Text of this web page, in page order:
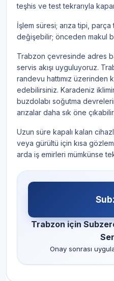
teşhis ve test tekrarıyla
İşlem süresi; arıza tipi,
değişebilir; önceden makul
Trabzon çevresinde adres
servis akışı uyguluyoruz.
randevu hattımız üzerinden
edebilirsiniz. Karadeniz
buzdolabı soğutma
arızalar daha sık öne çıkabilir.
Uzun süre kapalı kalan
veya gürültü için kısa
arda iş emirleri mümkünse
Trabzon için
Onay sonrası